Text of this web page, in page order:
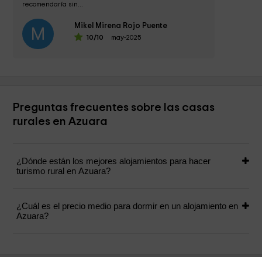
recomendaría sin...
M Mikel Mirena Rojo Puente
10/10 may-2025
Preguntas frecuentes sobre las casas
rurales en Azuara
¿Dónde están los mejores alojamientos para hacer
turismo rural en Azuara?
¿Cuál es el precio medio para dormir en un alojamiento en
Azuara?